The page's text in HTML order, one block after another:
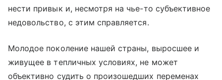
нести привык и, несмотря на чье-то субъективное
недовольство, с этим справляется.
Молодое поколение нашей страны, выросшее и
живущее в тепличных условиях, не может
объективно судить о произошедших переменах